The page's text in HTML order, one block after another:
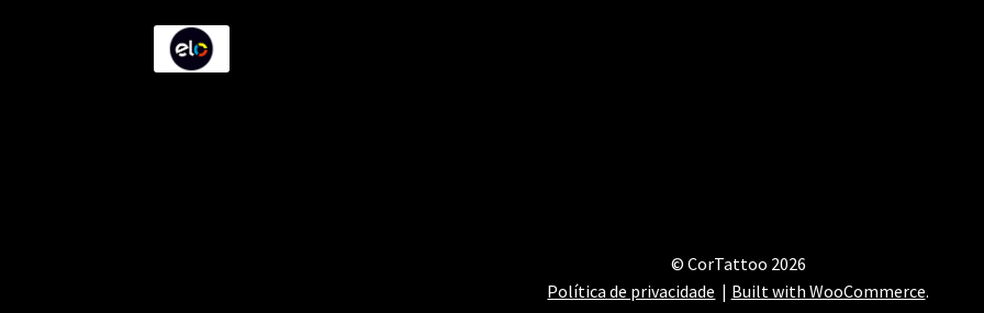
© CorTattoo 2026
Política de privacidade
Built with WooCommerce.